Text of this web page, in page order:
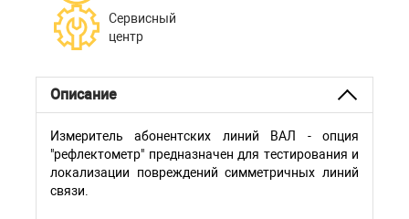
Сервисный
центр
Описание
Измеритель абонентских линий ВАЛ - опция
"рефлектометр" предназначен для тестирования и
локализации повреждений симметричных линий
связи.